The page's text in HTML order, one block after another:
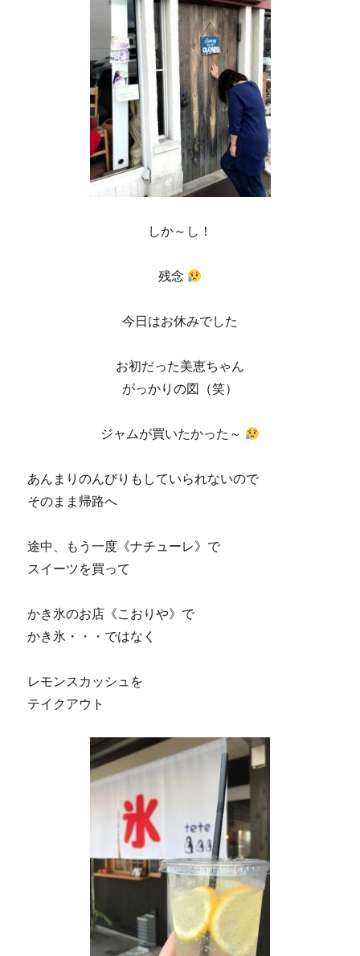
しか～し！
残念
今日はお休みでした
お初だった美恵ちゃん
がっかりの図（笑）
ジャムが買いたかった～
あんまりのんびりもしていられないので
そのまま帰路へ
途中、もう一度《ナチューレ》で
スイーツを買って
かき氷のお店《こおりや》で
かき氷・・・ではなく
レモンスカッシュを
テイクアウト